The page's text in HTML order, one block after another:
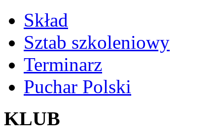
Skład
Sztab szkoleniowy
Terminarz
Puchar Polski
KLUB